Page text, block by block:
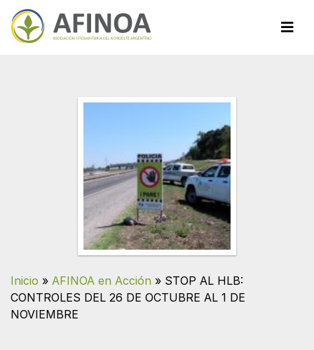
Inicio » AFINOA en Acción » STOP AL HLB:
CONTROLES DEL 26 DE OCTUBRE AL 1 DE
NOVIEMBRE